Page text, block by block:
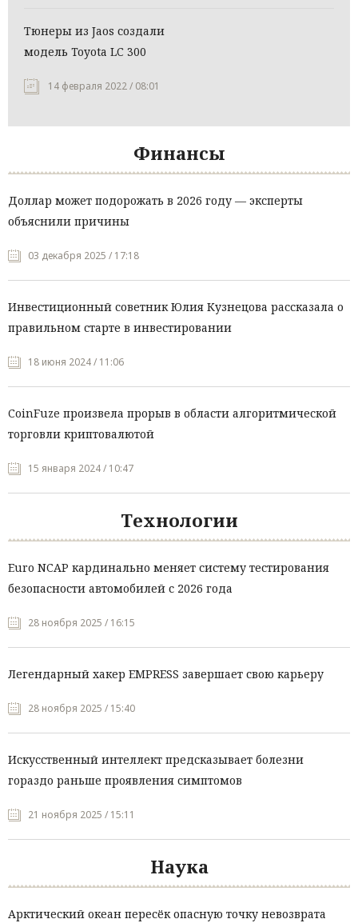
Тюнеры из Jaos создали
модель Toyota LC 300
14 февраля 2022 / 08:01
Финансы
Доллар может подорожать в 2026 году — эксперты
объяснили причины
03 декабря 2025 / 17:18
Инвестиционный советник Юлия Кузнецова рассказала о
правильном старте в инвестировании
18 июня 2024 / 11:06
CoinFuze произвела прорыв в области алгоритмической
торговли криптовалютой
15 января 2024 / 10:47
Технологии
Euro NCAP кардинально меняет систему тестирования
безопасности автомобилей с 2026 года
28 ноября 2025 / 16:15
Легендарный хакер EMPRESS завершает свою карьеру
28 ноября 2025 / 15:40
Искусственный интеллект предсказывает болезни
гораздо раньше проявления симптомов
21 ноября 2025 / 15:11
Наука
Арктический океан пересёк опасную точку невозврата